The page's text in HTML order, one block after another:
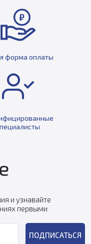
форма оплаты
и узнавайте
первыми
ПОДПИСАТЬСЯ